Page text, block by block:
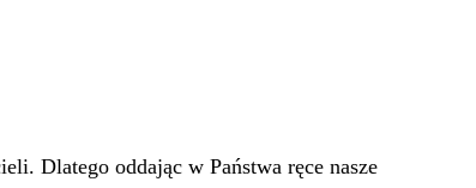
Dlatego oddając w Państwa ręce nasze